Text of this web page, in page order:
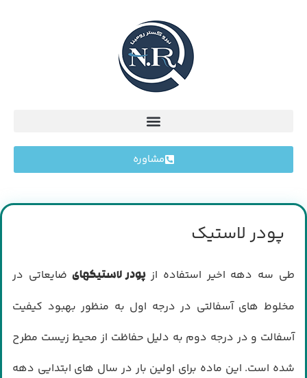
مشاوره
پودر لاستیک
طی سه دهه اخیر استفاده از پودر لاستیکهای ضایعاتی در
مخلوط های آسفالتی در درجه اول به منظور بهبود کیفیت
آسفالت و در درجه دوم به دلیل حفاظت از محیط زیست مطرح
شده است. این ماده برای اولین بار در سال های ابتدایی دهه